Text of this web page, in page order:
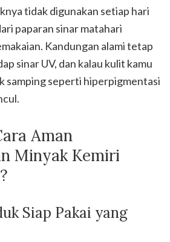
tidak digunakan setiap hari
paparan sinar matahari
Kandungan alami tetap
sinar UV, dan kalau kulit kamu
samping seperti hiperpigmentasi
Aman
Minyak Kemiri
Siap Pakai yang